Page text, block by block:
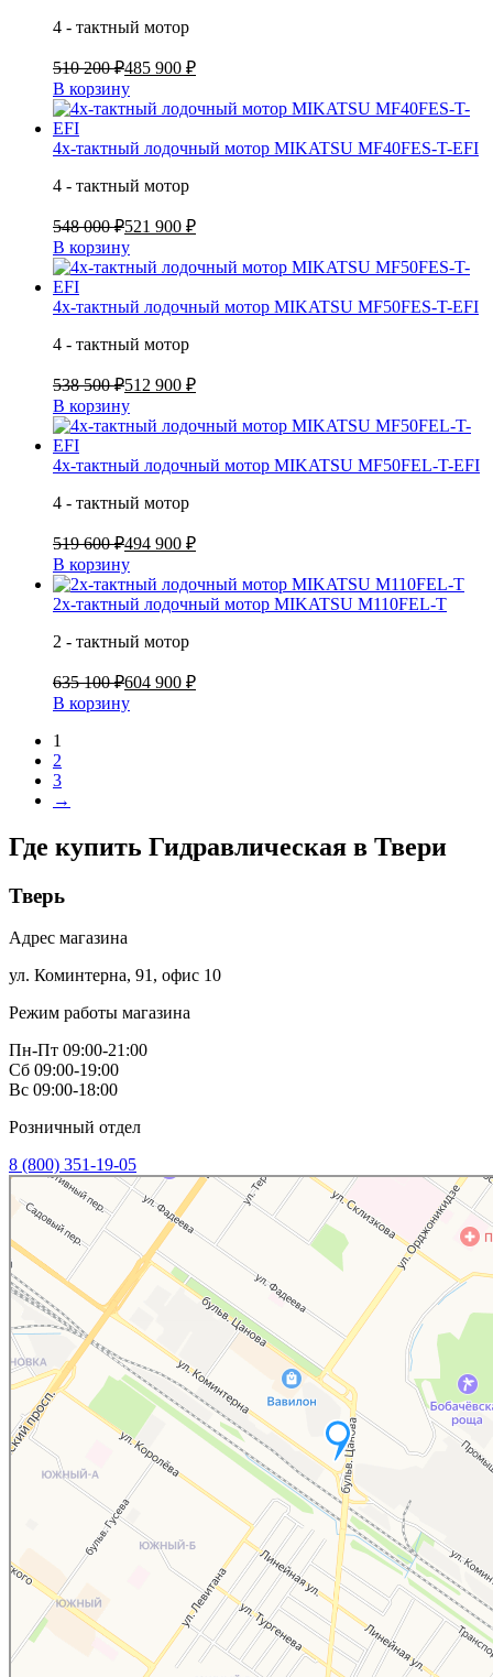
4 - тактный мотор
510 200 ₽485 900 ₽
В корзину
4х-тактный лодочный мотор MIKATSU MF40FES-T-EFI
4 - тактный мотор
548 000 ₽521 900 ₽
В корзину
4х-тактный лодочный мотор MIKATSU MF50FES-T-EFI
4 - тактный мотор
538 500 ₽512 900 ₽
В корзину
4х-тактный лодочный мотор MIKATSU MF50FEL-T-EFI
4 - тактный мотор
519 600 ₽494 900 ₽
В корзину
2х-тактный лодочный мотор MIKATSU M110FEL-T
2 - тактный мотор
635 100 ₽604 900 ₽
В корзину
1
2
3
→
Где купить Гидравлическая в Твери
Тверь
Адрес магазина
ул. Коминтерна, 91, офис 10
Режим работы магазина
Пн-Пт 09:00-21:00
Сб 09:00-19:00
Вс 09:00-18:00
Розничный отдел
8 (800) 351-19-05